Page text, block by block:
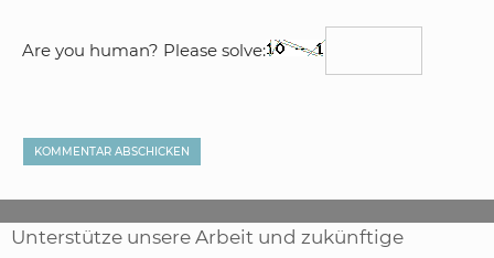
Are you human? Please solve:
Unterstütze unsere Arbeit und zukünftige